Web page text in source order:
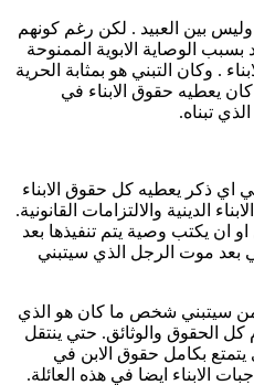
وليس بين العبيد . لكن رغم كونهم
بسبب الوصاية الابوية الممنوحة
. وكان التبني هو بمثابة الحرية
يعطيه حقوق الابناء في
تبناه.
اي ذكر يعطيه كل حقوق الابناء
الدينية والالتزامات القانونية.
ان يكتب وصية يتم تنفيذها بعد
بعد موت الرجل الذي سيتبني
سيتبني شخص ما كان هو الذي
كل الحقوق والوثائق. حتي ينتقل
يتمتع بكامل حقوق الابن في
الابناء ايضا في هذه العائلة.